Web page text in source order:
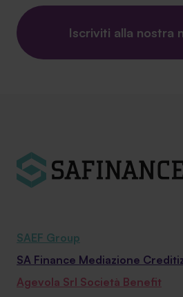
Iscriviti alla nostra
SAEF Group
SA Finance Mediazione
Agevola Srl Società Benefit